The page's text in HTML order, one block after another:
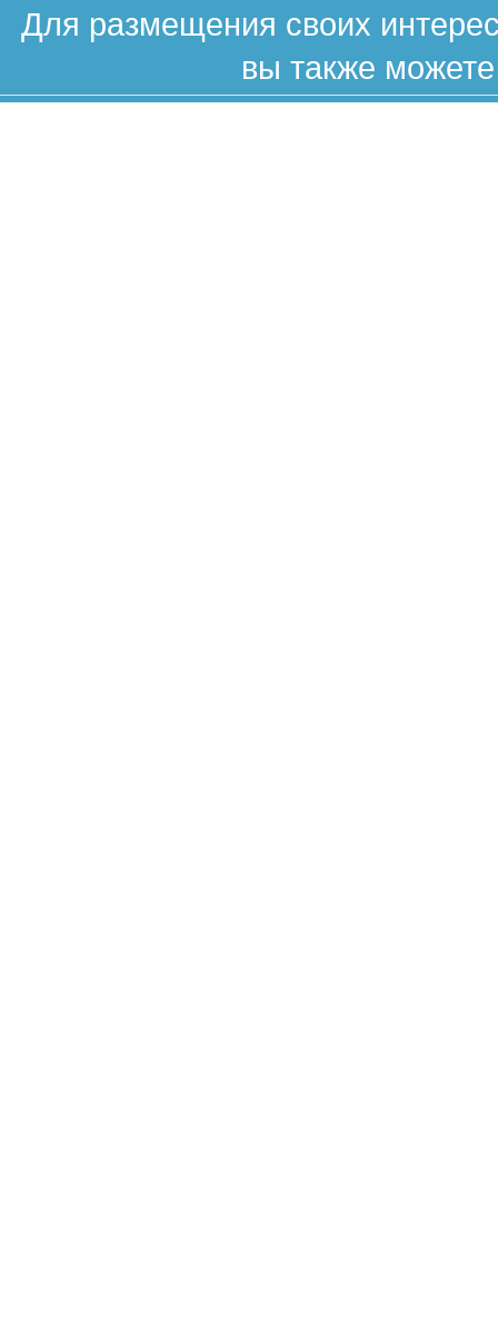
Для размещения своих
вы также